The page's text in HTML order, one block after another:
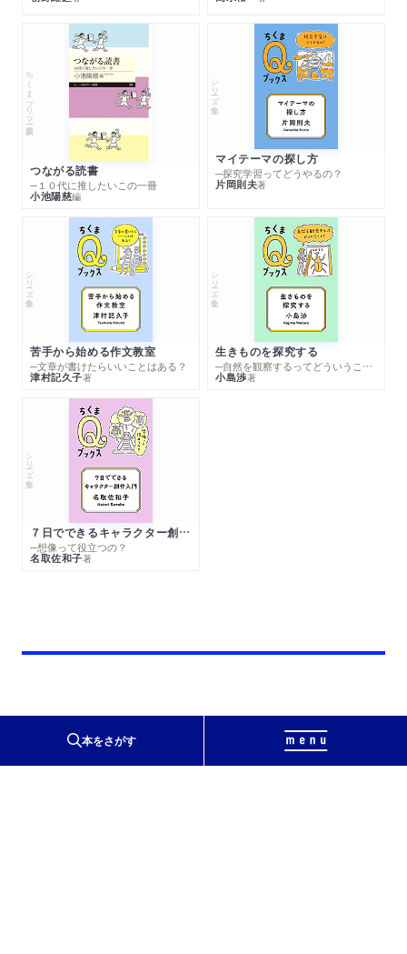
本をさがす
ちくまプリマー新書
つながる読書
─１０代に推したいこの一冊
小池陽慈編
シリーズ・全集
マイテーマの探し方
─探究学習ってどうやるの？
片岡則夫著
シリーズ・全集
苦手から始める作文教室
─文章が書けたらいいことはある？
津村記久子著
シリーズ・全集
生きものを探究する
─自然を観察するってどういうこと？
小島渉著
シリーズ・全集
７日でできるキャラクター創作入門
─想像って役立つの？
名取佐和子著
〒111-8755 東京都台東区蔵前2-5-3